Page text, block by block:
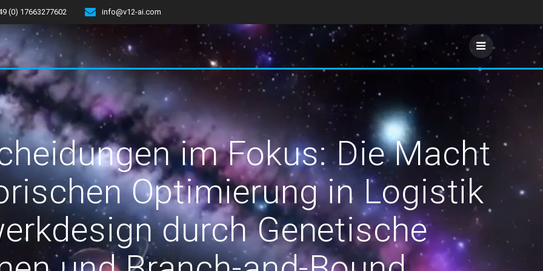
(0) 17663277602 info@v12-ai.com
im Fokus: Die Macht
Optimierung in Logistik
durch Genetische